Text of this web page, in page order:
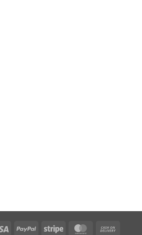
Visa PayPal Stripe MasterCard